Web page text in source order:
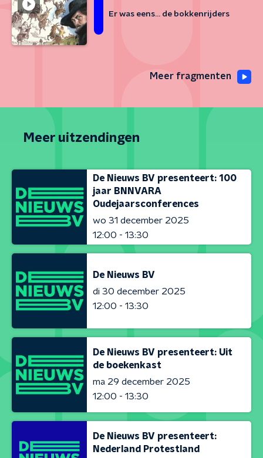
Er was eens... de bokkenrijders
Meer fragmenten
Meer uitzendingen
De Nieuws BV presenteert: 100
jaar BNNVARA
Oudejaarsconferences
wo 31 december 2025
12:00 - 13:30
De Nieuws BV
di 30 december 2025
12:00 - 13:30
De Nieuws BV presenteert: Uit
de boekenkast
ma 29 december 2025
12:00 - 13:30
De Nieuws BV presenteert:
Nederland Protestland